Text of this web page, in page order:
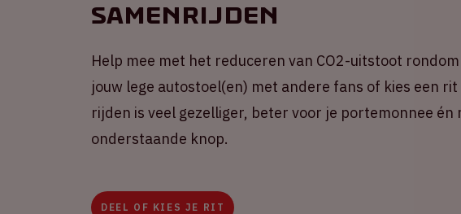
Samenrijden
Help mee met het reduceren van CO2-uitstoot rondom
jouw lege autostoel(en) met andere fans of kies een rit
rijden is veel gezelliger, beter voor je portemonnee én
onderstaande knop.
DEEL OF KIES JE RIT